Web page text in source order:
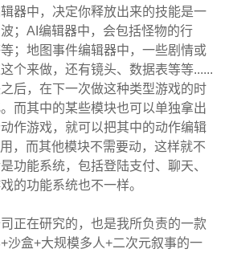
器中，决定你释放出来的技能是一
；AI编辑器中，会包括怪物的行
；地图事件编辑器中，一些剧情或
个来做，还有镜头、数据表等等......
后，在下一次做这种类型游戏的时
而其中的某些模块也可以单独拿出
作游戏，就可以把其中的动作编辑
，而其他模块不需要动，这样就不
功能系统，包括登陆支付、聊天、
的功能系统也不一样。
正在研究的，也是我所负责的一款
沙盒+大规模多人+二次元叙事的一